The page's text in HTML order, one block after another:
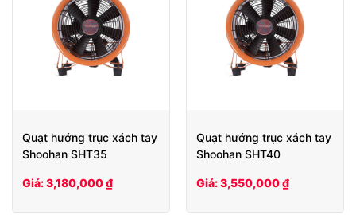
Quạt hướng trục xách tay
Shoohan SHT35
Giá: 3,180,000 ₫
Quạt hướng trục xách tay
Shoohan SHT40
Giá: 3,550,000 ₫